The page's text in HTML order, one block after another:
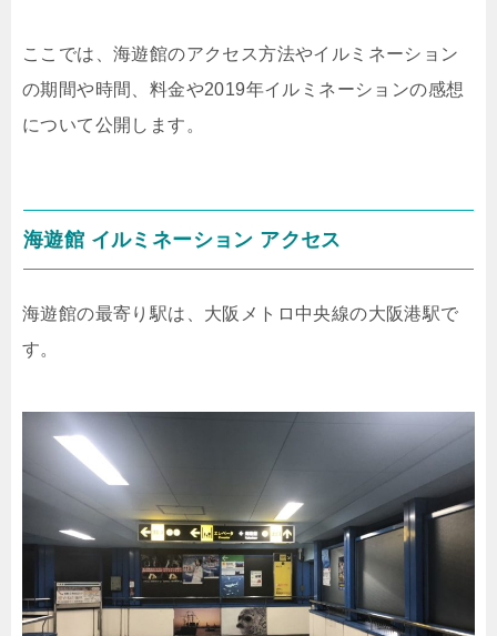
ここでは、海遊館のアクセス方法やイルミネーション
の期間や時間、料金や2019年イルミネーションの感想
について公開します。
海遊館 イルミネーション アクセス
海遊館の最寄り駅は、大阪メトロ中央線の大阪港駅で
す。